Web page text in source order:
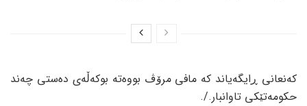
کەنعانی ڕایگەیاند کە مافی مرۆڤ بووەتە بوکەڵەی دەستی چەند
حکومەتێکی تاوانبار./.